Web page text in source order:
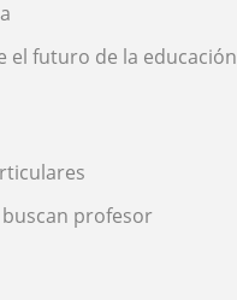
el futuro de la educación
profesor